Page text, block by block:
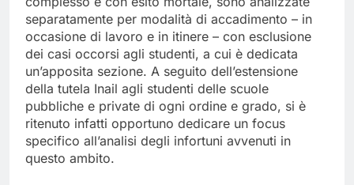
separatamente per modalità di accadimento – in
occasione di lavoro e in itinere – con esclusione
dei casi occorsi agli studenti, a cui è dedicata
un’apposita sezione. A seguito dell’estensione
della tutela Inail agli studenti delle scuole
pubbliche e private di ogni ordine e grado, si è
ritenuto infatti opportuno dedicare un focus
specifico all’analisi degli infortuni avvenuti in
questo ambito.